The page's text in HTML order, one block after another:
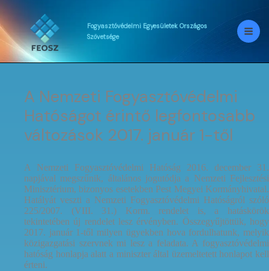
Skip
to
content
Fogyasztóvédelmi Egyesületek Országos
Szövetsége
A Nemzeti Fogyasztóvédelmi
Hatóságot érintő legfontosabb
változások 2017. január 1-től
A Nemzeti Fogyasztóvédelmi Hatóság 2016. december 31.
napjával megszűnik, általános jogutódja a Nemzeti Fejlesztési
Minisztérium, bizonyos esetekben Pest Megyei Kormányhivatal.
Hatályát veszti a Nemzeti Fogyasztóvédelmi Hatóságról szóló
225/2007. (VIII. 31.) Korm. rendelet is, a hatáskörök
tekintetében új rendelet lesz érvényben. Összegyűjtöttük, hogy
2017. január 1-től milyen ügyekben hova fordulhatunk, melyik
közigazgatási szervnek mi lesz a feladata. A fogyasztóvédelmi
hatóság honlapja alatt a miniszter által üzemeltetett honlapot kell
érteni.